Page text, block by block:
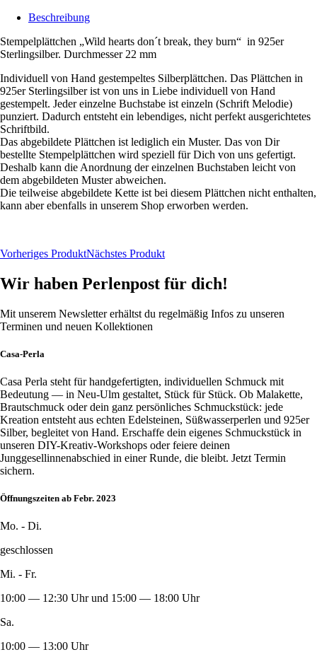
Beschreibung
Stempelplättchen „Wild hearts don´t break, they burn“ in 925er
Sterlingsilber. Durchmesser 22 mm
Individuell von Hand gestempeltes Silberplättchen. Das Plättchen in
925er Sterlingsilber ist von uns in Liebe individuell von Hand
gestempelt. Jeder einzelne Buchstabe ist einzeln (Schrift Melodie)
punziert. Dadurch entsteht ein lebendiges, nicht perfekt ausgerichtetes
Schriftbild.
Das abgebildete Plättchen ist lediglich ein Muster. Das von Dir
bestellte Stempelplättchen wird speziell für Dich von uns gefertigt.
Deshalb kann die Anordnung der einzelnen Buchstaben leicht von
dem abgebildeten Muster abweichen.
Die teilweise abgebildete Kette ist bei diesem Plättchen nicht enthalten,
kann aber ebenfalls in unserem Shop erworben werden.
Vorheriges ProduktNächstes Produkt
Wir haben Perlenpost für dich!
Mit unserem Newsletter erhältst du regelmäßig Infos zu unseren
Terminen und neuen Kollektionen
Casa-Perla
Casa Perla steht für handgefertigten, individuellen Schmuck mit
Bedeutung — in Neu-Ulm gestaltet, Stück für Stück. Ob Malakette,
Brautschmuck oder dein ganz persönliches Schmuckstück: jede
Kreation entsteht aus echten Edelsteinen, Süßwasserperlen und 925er
Silber, begleitet von Hand. Erschaffe dein eigenes Schmuckstück in
unseren DIY-Kreativ-Workshops oder feiere deinen
Junggesellinnenabschied in einer Runde, die bleibt. Jetzt Termin
sichern.
Öffnungszeiten ab Febr. 2023
Mo. - Di.
geschlossen
Mi. - Fr.
10:00 — 12:30 Uhr und 15:00 — 18:00 Uhr
Sa.
10:00 — 13:00 Uhr